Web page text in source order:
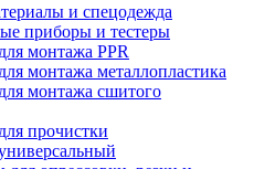
и спецодежда
приборы и тестеры
монтажа PPR
монтажа металлопластика
монтажа сшитого
прочистки